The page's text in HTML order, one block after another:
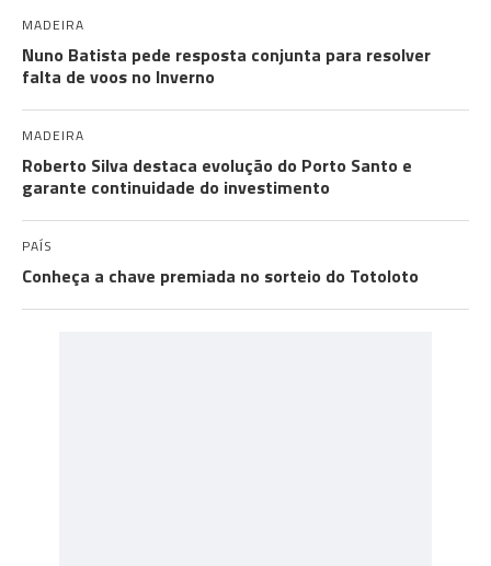
MADEIRA
Nuno Batista pede resposta conjunta para resolver
falta de voos no Inverno
MADEIRA
Roberto Silva destaca evolução do Porto Santo e
garante continuidade do investimento
PAÍS
Conheça a chave premiada no sorteio do Totoloto